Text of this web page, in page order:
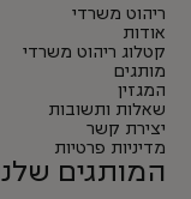
ריהוט משרדי
אודות
קטלוג ריהוט משרדי
מותגים
המגזין
שאלות ותשובות
יצירת קשר
מדיניות פרטיות
המותגים